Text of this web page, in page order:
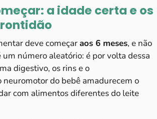
a idade certa e os
deve começaraos 6 meses, e não
um número aleatório: é por volta dessa
digestivo, os rins e o
do bebê amadurecem o
com alimentos diferentes do leite